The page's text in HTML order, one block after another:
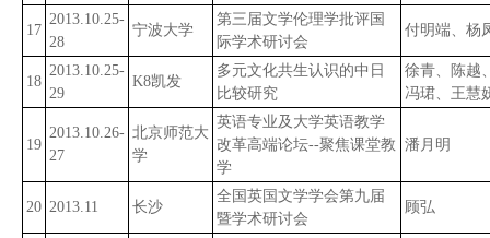
17
2013.10.25-
28
宁波大学
第三届文学伦理学批评国
际学术研讨会
付明端、杨
18
2013.10.25-
29
K8凯发
多元文化共生认识的中日
比较研究
徐青、陈越
冯珺、王慧
19
2013.10.26-
27
北京师范大
学
英语专业及大学英语教学
改革高端论坛--聚焦课堂教
学
潘月明
20 2013.11 长沙
全国英国文学学会第九届
暨学术研讨会
顾弘